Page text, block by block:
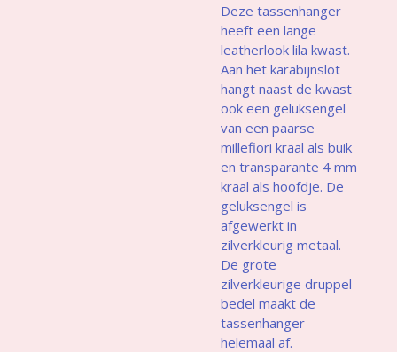
Deze tassenhanger
heeft een lange
leatherlook lila kwast.
Aan het karabijnslot
hangt naast de kwast
ook een geluksengel
van een paarse
millefiori kraal als buik
en transparante 4 mm
kraal als hoofdje. De
geluksengel is
afgewerkt in
zilverkleurig metaal.
De grote
zilverkleurige druppel
bedel maakt de
tassenhanger
helemaal af.